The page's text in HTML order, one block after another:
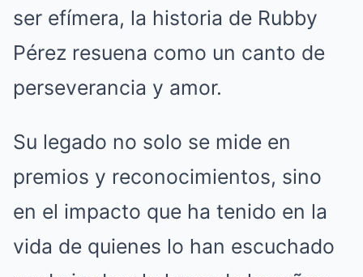
ser efímera, la historia de Rubby
Pérez resuena como un canto de
perseverancia y amor.
Su legado no solo se mide en
premios y reconocimientos, sino
en el impacto que ha tenido en la
vida de quienes lo han escuchado